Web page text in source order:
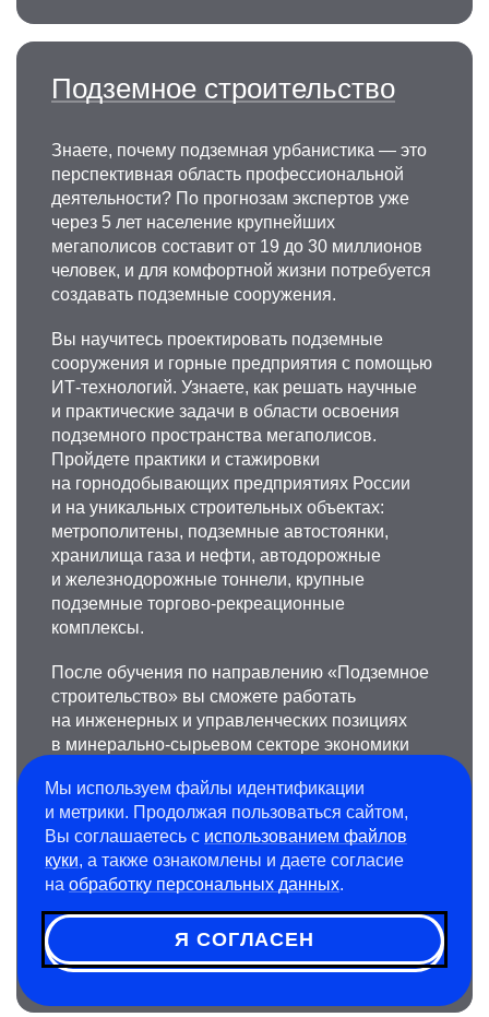
Подземное строительство
Знаете, почему подземная урбанистика — это
перспективная область профессиональной
деятельности? По прогнозам экспертов уже
через 5 лет население крупнейших
мегаполисов составит от 19 до 30 миллионов
человек, и для комфортной жизни потребуется
создавать подземные сооружения.
Вы научитесь проектировать подземные
сооружения и горные предприятия с помощью
ИТ-технологий. Узнаете, как решать научные
и практические задачи в области освоения
подземного пространства мегаполисов.
Пройдете практики и стажировки
на горнодобывающих предприятиях России
и на уникальных строительных объектах:
метрополитены, подземные автостоянки,
хранилища газа и нефти, автодорожные
и железнодорожные тоннели, крупные
подземные торгово-рекреационные
комплексы.
После обучения по направлению «Подземное
строительство» вы сможете работать
на инженерных и управленческих позициях
в минерально-сырьевом секторе экономики
городских подземных сооружений и шахт,
рудников и других горнопромышленных
предприятий.
Срок обучения на треке составляет 6 лет.
На треке возможно обучение как с углубленным
изучением английского языка, так и без.
Мы используем файлы идентификации
и метрики. Продолжая пользоваться сайтом,
Вы соглашаетесь с использованием файлов
куки, а также ознакомлены и даете согласие
на обработку персональных данных.
Я СОГЛАСЕН